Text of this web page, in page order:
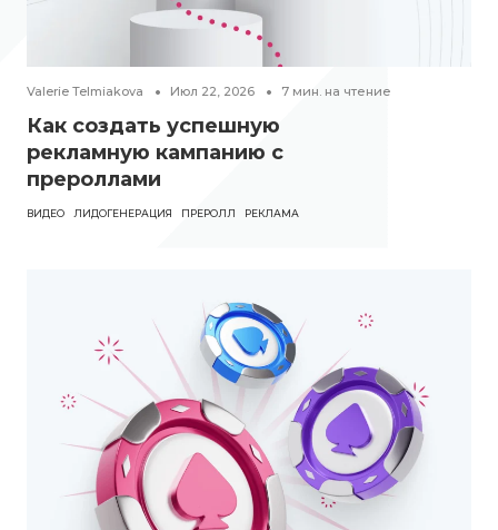
Valerie Telmiakova Июл 22, 2026 7 мин. на чтение
Как создать успешную
рекламную кампанию с
прероллами
ВИДЕО ЛИДОГЕНЕРАЦИЯ ПРЕРОЛЛ РЕКЛАМА